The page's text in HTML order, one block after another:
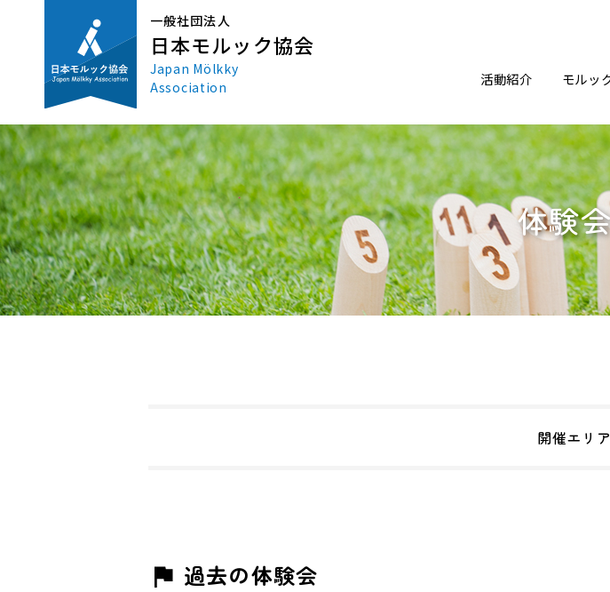
一般社団法人
日本モルック協会
Japan Mölkky
Association
活動紹介 モルッ
体験
開催エリ
過去の体験会